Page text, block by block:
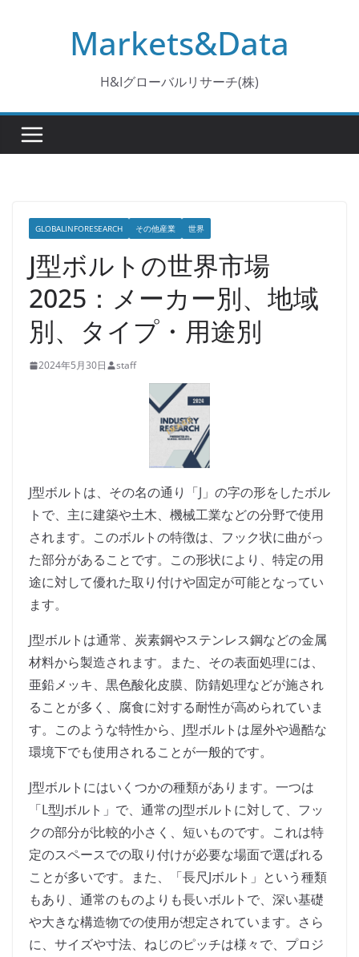
Markets&Data
H&Iグローバルリサーチ(株)
GLOBALINFORESEARCH その他産業 世界
J型ボルトの世界市場
2025：メーカー別、地域
別、タイプ・用途別
2024年5月30日 staff
J型ボルトは、その名の通り「J」の字の形をしたボル
トで、主に建築や土木、機械工業などの分野で使用
されます。このボルトの特徴は、フック状に曲がっ
た部分があることです。この形状により、特定の用
途に対して優れた取り付けや固定が可能となってい
ます。
J型ボルトは通常、炭素鋼やステンレス鋼などの金属
材料から製造されます。また、その表面処理には、
亜鉛メッキ、黒色酸化皮膜、防錆処理などが施され
ることが多く、腐食に対する耐性が高められていま
す。このような特性から、J型ボルトは屋外や過酷な
環境下でも使用されることが一般的です。
J型ボルトにはいくつかの種類があります。一つは
「L型Jボルト」で、通常のJ型ボルトに対して、フッ
クの部分が比較的小さく、短いものです。これは特
定のスペースでの取り付けが必要な場面で選ばれる
ことが多いです。また、「長尺Jボルト」という種類
もあり、通常のものよりも長いボルトで、深い基礎
や大きな構造物での使用が想定されています。さら
に、サイズや寸法、ねじのピッチは様々で、プロジ